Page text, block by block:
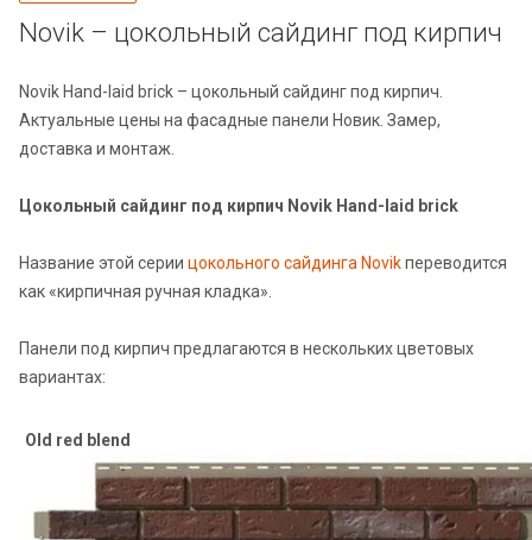
Novik – цокольный сайдинг под кирпич
Novik Hand-laid brick – цокольный сайдинг под кирпич.
Актуальные цены на фасадные панели Новик. Замер,
доставка и монтаж.
Цокольный сайдинг под кирпич Novik Hand-laid brick
Название этой серии цокольного сайдинга Novikпереводится
как «кирпичная ручная кладка».
Панели под кирпич предлагаются в нескольких цветовых
вариантах:
Old red blend